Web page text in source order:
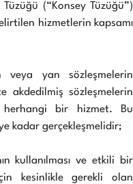
Tüzüğü (“Konsey Tüzüğü”)
hizmetlerin kapsamı
veya yan sözleşmelerin
akdedilmiş sözleşmelerin
bir hizmet. Bu
kadar gerçekleşmelidir;
kullanılması ve etkili bir
kesinlikle gerekli olan